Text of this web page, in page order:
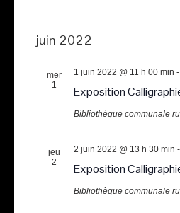
juin 2022
mer
1
Exposition
1 juin 2022 @ 11 h 00 min -
Bibliothèque communale
jeu
2
Exposition
2 juin 2022 @ 13 h 30 min -
Bibliothèque communale